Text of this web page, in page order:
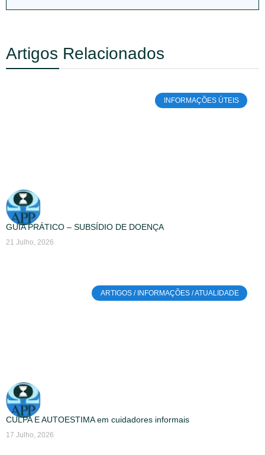
Artigos Relacionados
INFORMAÇÕES ÚTEIS
GUIA PRÁTICO – SUBSÍDIO DE DOENÇA
21 Julho, 2026
ARTIGOS / INFORMAÇÕES / ATUALIDADE
CULPA E AUTOESTIMA em cuidadores informais
17 Julho, 2026